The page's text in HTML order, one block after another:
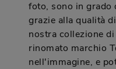
foto, sono in
grazie alla qualità
nostra collezione
rinomato marchio
nell'immagine, e